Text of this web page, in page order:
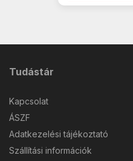
Tudástár
Kapcsolat
ÁSZF
Adatkezelési tájékoztató
Szállítási információk